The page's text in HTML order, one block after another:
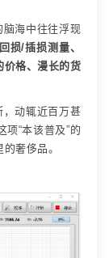
脑海中往往浮现
损/插损测量、
价格、漫长的货
，动辄近百万甚
项“本该普及”的
奢侈品。